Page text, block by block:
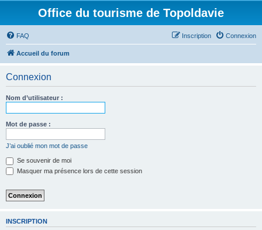
Office du tourisme de Topoldavie
FAQ Connexion
Inscription
Accueil du forum
Connexion
Nom d’utilisateur :
Mot de passe :
J’ai oublié mon mot de passe
Se souvenir de moi
Masquer ma présence lors de cette session
INSCRIPTION